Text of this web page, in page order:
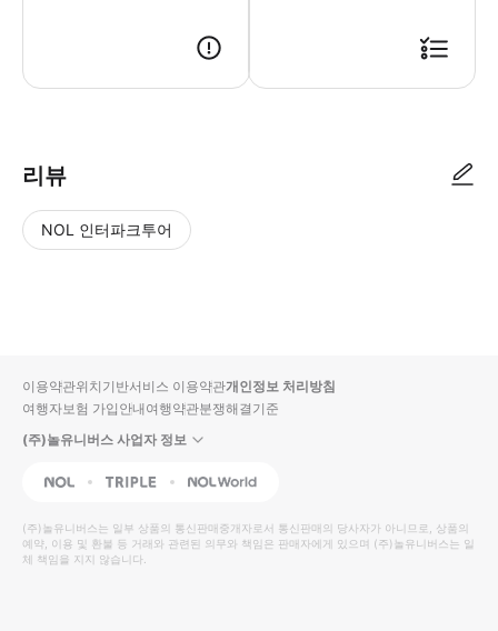
리뷰
NOL 인터파크투어
입니
다.
높
은
순
동
영
상
순
상
이용약관위치기반서비스 이용약관개인정보 처리방침
여행자보험 가입안내여행약관분쟁해결기준
(주)놀유니버스 사업자 정보
NOL Triple Interpark Global
(주)놀유니버스는 일부 상품의 통신판매중개자로서 통신판매의 당사자가 아니므로, 상품의
예약, 이용 및 환불 등 거래와 관련된 의무와 책임은 판매자에게 있으며 (주)놀유니버스는 일
체 책임을 지지 않습니다.